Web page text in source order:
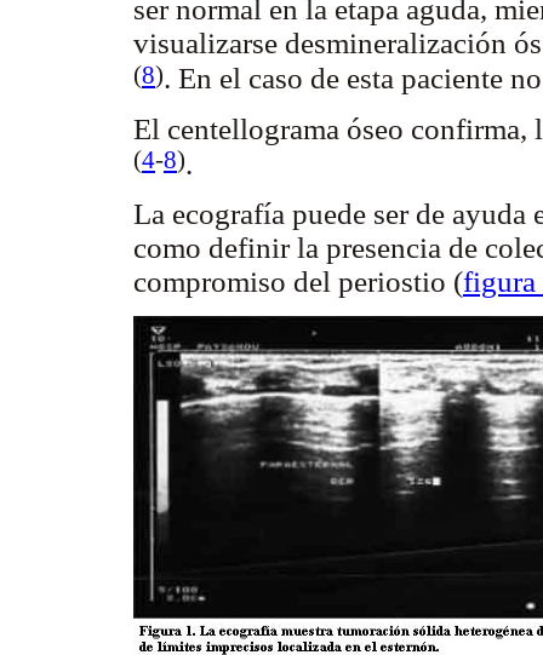
ser normal en la etapa aguda,
visualizarse desmineralización
(8). En el caso de esta paciente
El centellograma óseo
(4-8).
La ecografía puede ser de
como definir la presencia de
compromiso del periostio (figura